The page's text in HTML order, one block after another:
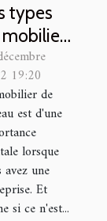
types
19:20
de
est d'une
lorsque
avez une
Et
si ce n'est...